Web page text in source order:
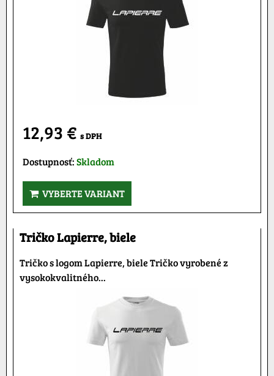
12,93 € s DPH
Dostupnosť:Skladom
VYBERTE VARIANT
Tričko Lapierre, biele
Tričko s logom Lapierre, biele Tričko vyrobené z
vysokokvalitného...